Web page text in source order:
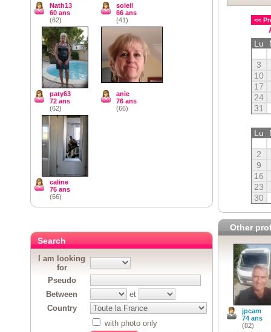
<<
Lu
3
10
17
24
31
Lu
2
9
16
23
30
Other
jpcam
74 ans
(82)
Nath13
60 ans
(62)
soleil
66 ans
(41)
paty63
72 ans
(62)
anie
76 ans
(66)
caline
76 ans
(66)
Search
I am looking
for
Pseudo
Between
et
Country
with photo only